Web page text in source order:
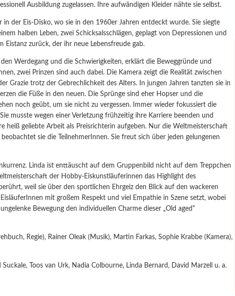
Ausbildung zugelassen. Ihre aufwändigen Kleider nähte sie selbst.
in der Eis-Disko, wo sie in den 1960er Jahren entdeckt wurde. Sie siegte
halben Leben, zwei Schicksalsschlägen, geplagt von Depressionen und
Eistanz zurück, der ihr neue Lebensfreude gab.
Werdegang und die Schwierigkeiten, erklärt die Beweggründe und
zwei Prinzen sind auch dabei. Die Kamera zeigt die Realität zwischen
Grazie trotz der Gebrechlichkeit des Alters. In jungen Jahren tanzten sie in
die Füße in den neuen. Die Sprünge sind eher Hopser und die
noch geübt, um sie nicht zu vergessen. Immer wieder fokussiert die
musste wegen einer Verletzung frühzeitig ihre Karriere beenden und
heiß geliebte Arbeit als Preisrichterin aufgeben. Nur die Weltmeisterschaft
sie die TeilnehmerInnen. Sie freut sich über jeden gelungenen
Linda ist enttäuscht auf dem Gruppenbild nicht auf dem Treppchen
der Hobby-Eiskunstläuferinnen das Highlight des
weil sie über den sportlichen Ehrgeiz den Blick auf den wackeren
mit großem Respekt und viel Empathie in Szene setzt, wobei
Bewegung den individuellen Charme dieser „Old aged“
Regie), Rainer Oleak (Musik), Martin Farkas, Sophie Krabbe (Kamera),
Toos van Urk, Nadia Colbourne, Linda Bernard, David Marzell u. a.